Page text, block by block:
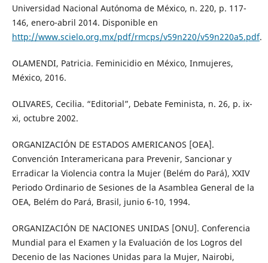
Universidad Nacional Autónoma de México, n. 220, p. 117-
146, enero-abril 2014. Disponible en
http://www.scielo.org.mx/pdf/rmcps/v59n220/v59n220a5.pdf.
OLAMENDI, Patricia. Feminicidio en México, Inmujeres,
México, 2016.
OLIVARES, Cecilia. “Editorial”, Debate Feminista, n. 26, p. ix-
xi, octubre 2002.
ORGANIZACIÓN DE ESTADOS AMERICANOS [OEA].
Convención Interamericana para Prevenir, Sancionar y
Erradicar la Violencia contra la Mujer (Belém do Pará), XXIV
Periodo Ordinario de Sesiones de la Asamblea General de la
OEA, Belém do Pará, Brasil, junio 6-10, 1994.
ORGANIZACIÓN DE NACIONES UNIDAS [ONU]. Conferencia
Mundial para el Examen y la Evaluación de los Logros del
Decenio de las Naciones Unidas para la Mujer, Nairobi,